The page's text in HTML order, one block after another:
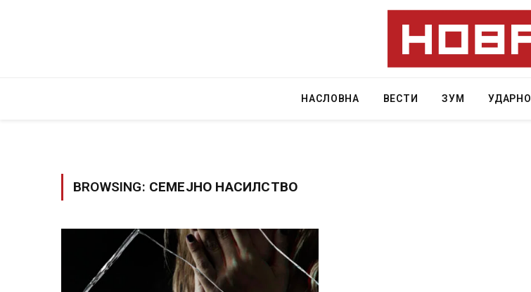
НАСЛОВНА ВЕСТИ ЗУМ УДАРНО
BROWSING: СЕМЕЈНО НАСИЛСТВО
за „велепредавство“
JULY 29, 2026